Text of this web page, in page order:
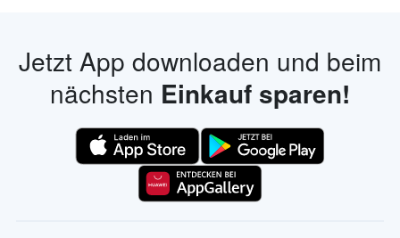
Jetzt App downloaden und beim
nächsten Einkauf sparen!